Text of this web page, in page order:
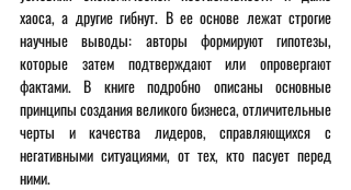
хаоса, а другие гибнут. В ее основе лежат строгие
научные выводы: авторы формируют гипотезы,
которые затем подтверждают или опровергают
фактами. В книге подробно описаны основные
принципы создания великого бизнеса, отличительные
черты и качества лидеров, справляющихся с
негативными ситуациями, от тех, кто пасует перед
ними.